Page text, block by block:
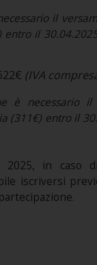
il
entro il
(IVA
è necessario il
(311€) entro il
2025, in caso
iscriversi